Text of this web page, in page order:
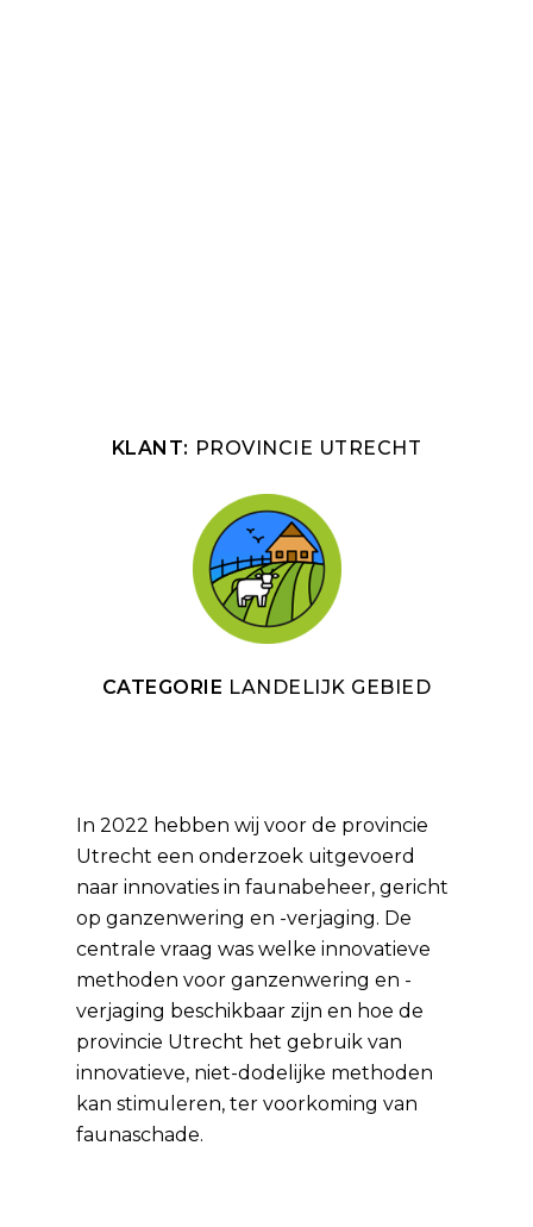
KLANT: PROVINCIE UTRECHT
CATEGORIE LANDELIJK GEBIED
In 2022 hebben wij voor de provincie
Utrecht een onderzoek uitgevoerd
naar innovaties in faunabeheer, gericht
op ganzenwering en -verjaging. De
centrale vraag was welke innovatieve
methoden voor ganzenwering en -
verjaging beschikbaar zijn en hoe de
provincie Utrecht het gebruik van
innovatieve, niet-dodelijke methoden
kan stimuleren, ter voorkoming van
faunaschade.